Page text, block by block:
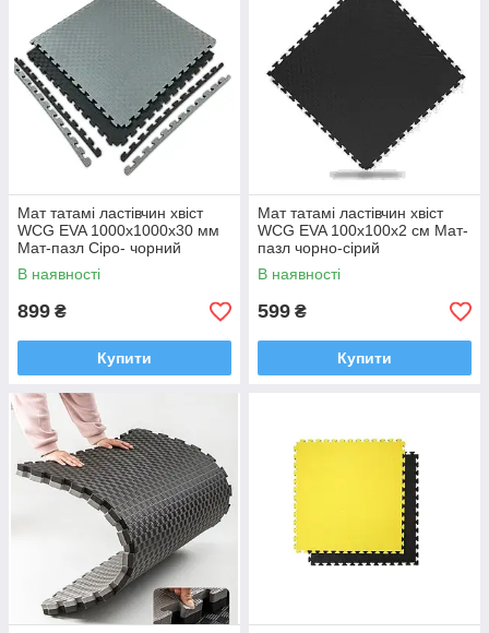
Мат татамі ластівчин хвіст
WCG EVA 1000x1000x30 мм
Мат-пазл Сіро- чорний
В наявності
899 ₴
Купити
Мат татамі ластівчин хвіст
WCG EVA 100x100x2 см Мат-
пазл чорно-сірий
В наявності
599 ₴
Купити